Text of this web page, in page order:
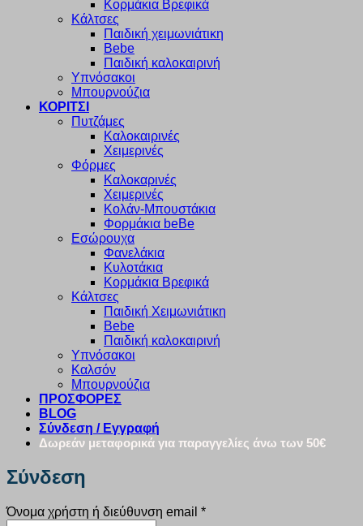
Κορμάκια Βρεφικά
Κάλτσες
Παιδική χειμωνιάτικη
Bebe
Παιδική καλοκαιρινή
Υπνόσακοι
Μπουρνούζια
ΚΟΡΙΤΣΙ
Πυτζάμες
Καλοκαιρινές
Χειμερινές
Φόρμες
Καλοκαρινές
Χειμερινές
Κολάν-Μπουστάκια
Φορμάκια beBe
Εσώρουχα
Φανελάκια
Κυλοτάκια
Κορμάκια Βρεφικά
Κάλτσες
Παιδική Χειμωνιάτικη
Bebe
Παιδική καλοκαιρινή
Υπνόσακοι
Καλσόν
Μπουρνούζια
ΠΡΟΣΦΟΡΕΣ
BLOG
Σύνδεση / Εγγραφή
Δωρεάν μεταφορικά για παραγγελίες άνω των 50€
Σύνδεση
Όνομα χρήστη ή διεύθυνση email *Απαιτείται